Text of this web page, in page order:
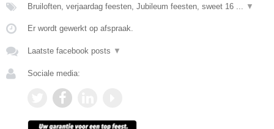
Bruiloften, verjaardag feesten, Jubileum feesten, sweet 16 ... ▼
Er wordt gewerkt op afspraak.
Laatste facebook posts ▼
Sociale media: